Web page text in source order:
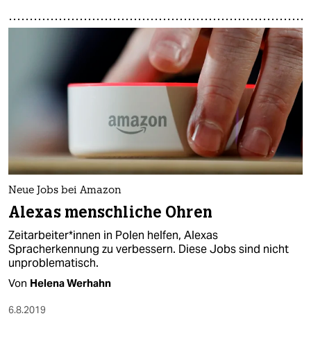
Neue Jobs bei Amazon
Alexas menschliche Ohren
Zeitarbeiter*innen in Polen helfen, Alexas
Spracherkennung zu verbessern. Diese Jobs sind nicht
unproblematisch.
Von Helena Werhahn
6.8.2019